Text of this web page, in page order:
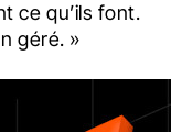
ce qu’ils font.
géré. »